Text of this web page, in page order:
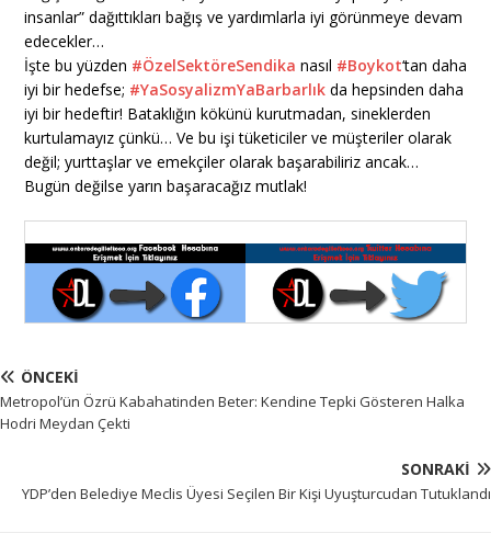
insanlar” dağıttıkları bağış ve yardımlarla iyi görünmeye devam
edecekler…
İşte bu yüzden #ÖzelSektöreSendika nasıl #Boykot‘tan daha
iyi bir hedefse; #YaSosyalizmYaBarbarlık da hepsinden daha
iyi bir hedeftir! Bataklığın kökünü kurutmadan, sineklerden
kurtulamayız çünkü… Ve bu işi tüketiciler ve müşteriler olarak
değil; yurttaşlar ve emekçiler olarak başarabiliriz ancak…
Bugün değilse yarın başaracağız mutlak!
ÖNCEKI
Metropol’ün Özrü Kabahatinden Beter: Kendine Tepki Gösteren Halka
Hodri Meydan Çekti
SONRAKI
YDP’den Belediye Meclis Üyesi Seçilen Bir Kişi Uyuşturcudan Tutuklandı